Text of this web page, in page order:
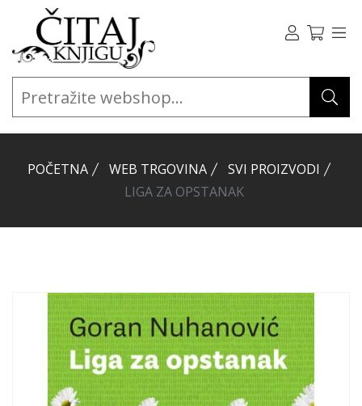
POČETNA WEB TRGOVINA
SVI PROIZVODI
LIGA ZA OPSTANAK